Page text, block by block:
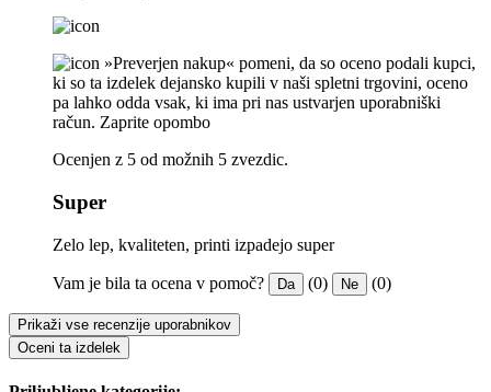
»Preverjen nakup« pomeni, da so oceno podali kupci,
ki so ta izdelek dejansko kupili v naši spletni trgovini, oceno
pa lahko odda vsak, ki ima pri nas ustvarjen uporabniški
račun. Zaprite opombo
Ocenjen z 5 od možnih 5 zvezdic.
Super
Zelo lep, kvaliteten, printi izpadejo super
Vam je bila ta ocena v pomoč? Da (0) Ne (0)
Prikaži vse recenzije uporabnikov
Oceni ta izdelek